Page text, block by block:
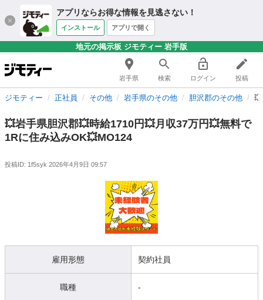
アプリならお得な情報を見逃さない！
インストール アプリで開く
地元の掲示板 ジモティー 岩手版
岩手県 検索 ログイン 投稿
ジモティー 正社員 その他 岩手県のその他 胆沢郡のその他
💥岩手県胆沢郡💥時給1710円💥月収37万円💥無料で
1Rに住み込みOK💥MO124
投稿ID: 1f5syk 2026年4月9日 09:57
雇用形態 契約社員
職種 -